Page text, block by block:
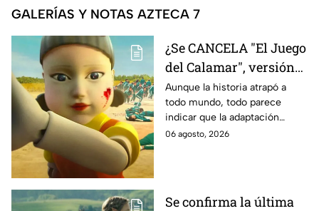
GALERÍAS Y NOTAS AZTECA 7
¿Se CANCELA "El Juego
del Calamar", versión
Estados Unidos? Esto
es lo que se sabe al
momento
Aunque la historia atrapó a
todo mundo, todo parece
indicar que la adaptación
podría ser cancelada:
06 agosto, 2026
Se confirma la última